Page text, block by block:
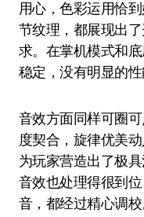
用心，色彩运用恰
节纹理，都展现出
求。在掌机模式和
稳定，没有明显的性
音效方面同样可圈
度契合，旋律优美
为玩家营造出了极
音效也处理得很到
音，都经过精心调校